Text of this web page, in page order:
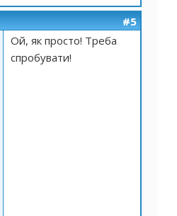
#5
Ой, як просто! Треба
спробувати!